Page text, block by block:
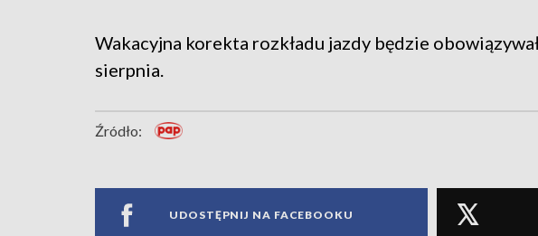
Wakacyjna korekta rozkładu jazdy będzie
sierpnia.
Źródło:
UDOSTĘPNIJ NA FACEBOOKU